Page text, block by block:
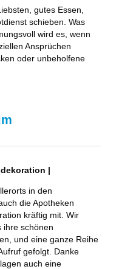
gutes Essen,
schieben. Was
wird es, wenn
Ansprüchen
oder unbeholfene
|
in den
die Apotheken
kräftig mit. Wir
ihre schönen
und eine ganze Reihe
gefolgt. Danke
auch eine